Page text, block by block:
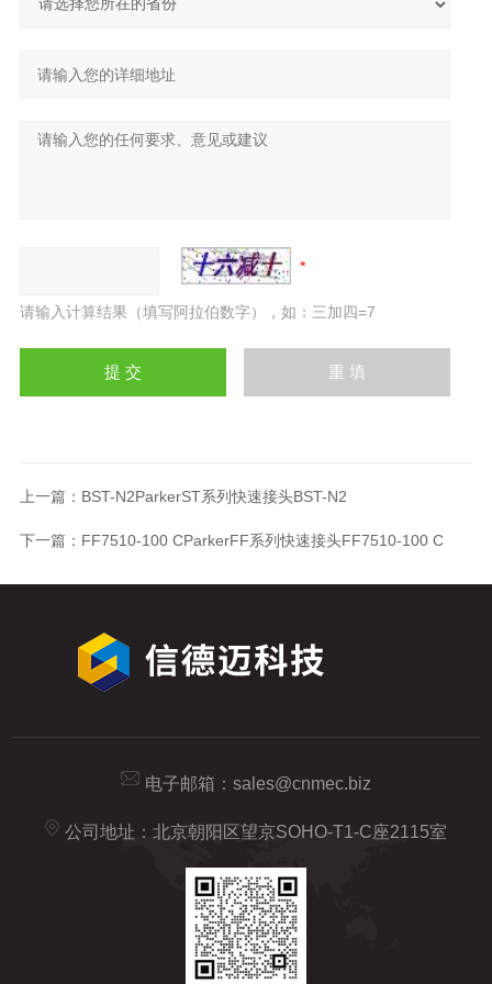
请输入计算结果（填写阿拉伯数字），如：三加四=7
上一篇： BST-N2ParkerST系列快速接头BST-N2
下一篇： FF7510-100 CParkerFF系列快速接头FF7510-100 C
电子邮箱： sales@cnmec.biz
公司地址：北京朝阳区望京SOHO-T1-C座2115室